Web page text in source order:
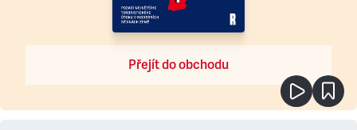
Přejít do obchodu